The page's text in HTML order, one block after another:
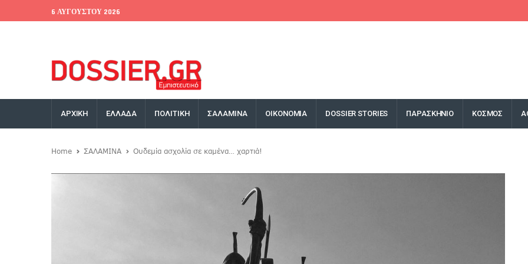
6 ΑΥΓΟΎΣΤΟΥ 2026
ΑΡΧΙΚΗ ΕΛΛΑΔΑ ΠΟΛΙΤΙΚΗ ΣΑΛΑΜΙΝΑ ΟΙΚΟΝΟΜΙΑ DOSSIER STORIES ΠΑΡΑΣΚΗΝΙΟ ΚΟΣΜΟΣ
Home ΣΑΛΑΜΙΝΑ Ουδεμία ασχολία σε καμένα… χαρτιά!